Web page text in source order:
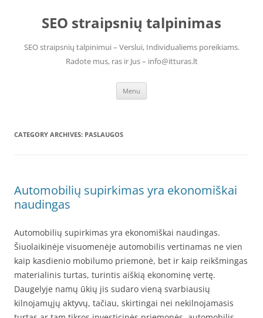
contentSEO straipsnių talpinimas
SEO straipsnių talpinimui – Verslui, Individualiems poreikiams.
Radote mus, ras ir Jus – info@itturas.lt
Menu
CATEGORY ARCHIVES: PASLAUGOS
Automobilių supirkimas yra ekonomiškai
naudingas
Automobilių supirkimas yra ekonomiškai naudingas.
Šiuolaikinėje visuomenėje automobilis vertinamas ne vien
kaip kasdienio mobilumo priemonė, bet ir kaip reikšmingas
materialinis turtas, turintis aiškią ekonominę vertę.
Daugelyje namų ūkių jis sudaro vieną svarbiausių
kilnojamųjų aktyvų, tačiau, skirtingai nei nekilnojamasis